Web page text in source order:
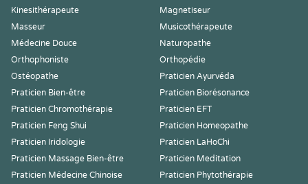
Kinesithérapeute
Magnetiseur
Masseur
Musicothérapeute
Médecine Douce
Naturopathe
Orthophoniste
Orthopédie
Ostéopathe
Praticien Ayurvéda
Praticien Bien-être
Praticien Biorésonance
Praticien Chromothérapie
Praticien EFT
Praticien Feng Shui
Praticien Homeopathe
Praticien Iridologie
Praticien LaHoChi
Praticien Massage Bien-être
Praticien Meditation
Praticien Médecine Chinoise
Praticien Phytothérapie